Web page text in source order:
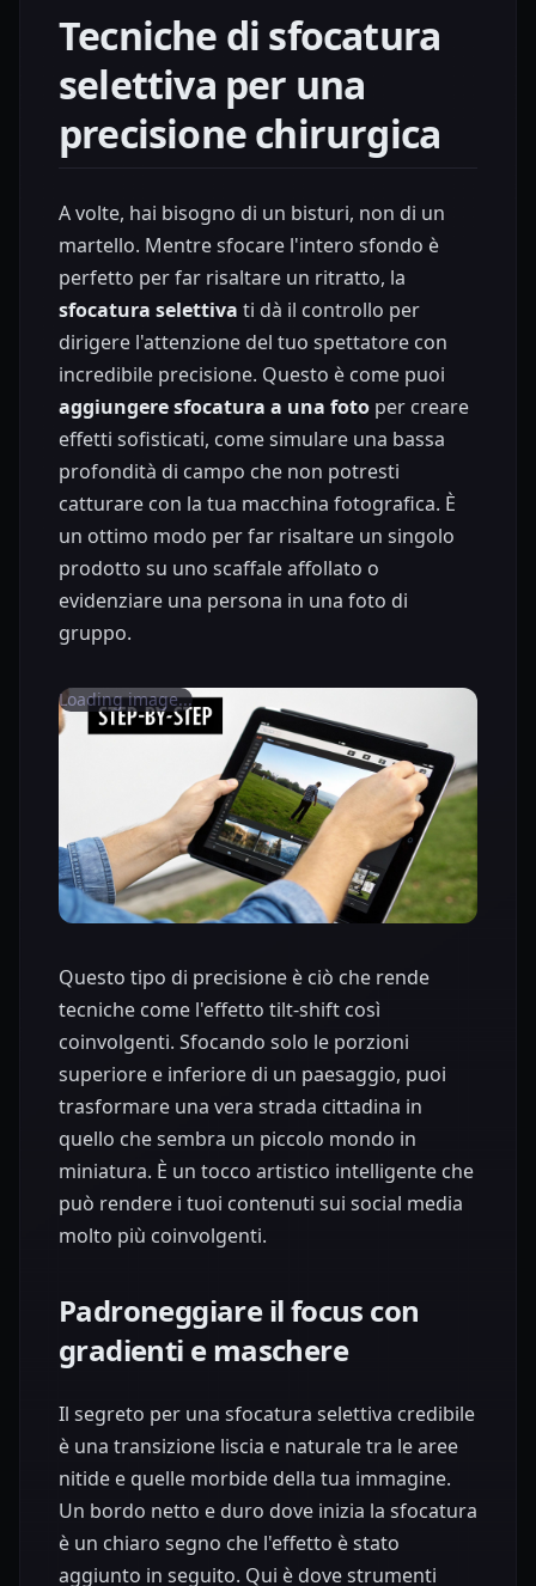
Tecniche di sfocatura
selettiva per una
precisione chirurgica
A volte, hai bisogno di un bisturi, non di un
martello. Mentre sfocare l'intero sfondo è
perfetto per far risaltare un ritratto, la
sfocatura selettiva ti dà il controllo per
dirigere l'attenzione del tuo spettatore con
incredibile precisione. Questo è come puoi
aggiungere sfocatura a una foto per creare
effetti sofisticati, come simulare una bassa
profondità di campo che non potresti
catturare con la tua macchina fotografica. È
un ottimo modo per far risaltare un singolo
prodotto su uno scaffale affollato o
evidenziare una persona in una foto di
gruppo.
Loading image...
Questo tipo di precisione è ciò che rende
tecniche come l'effetto tilt-shift così
coinvolgenti. Sfocando solo le porzioni
superiore e inferiore di un paesaggio, puoi
trasformare una vera strada cittadina in
quello che sembra un piccolo mondo in
miniatura. È un tocco artistico intelligente che
può rendere i tuoi contenuti sui social media
molto più coinvolgenti.
Padroneggiare il focus con
gradienti e maschere
Il segreto per una sfocatura selettiva credibile
è una transizione liscia e naturale tra le aree
nitide e quelle morbide della tua immagine.
Un bordo netto e duro dove inizia la sfocatura
è un chiaro segno che l'effetto è stato
aggiunto in seguito. Qui è dove strumenti